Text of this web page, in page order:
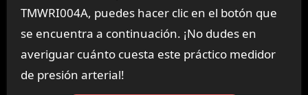
TMWRI004A, puedes hacer clic en el botón que
se encuentra a continuación. ¡No dudes en
averiguar cuánto cuesta este práctico medidor
de presión arterial!